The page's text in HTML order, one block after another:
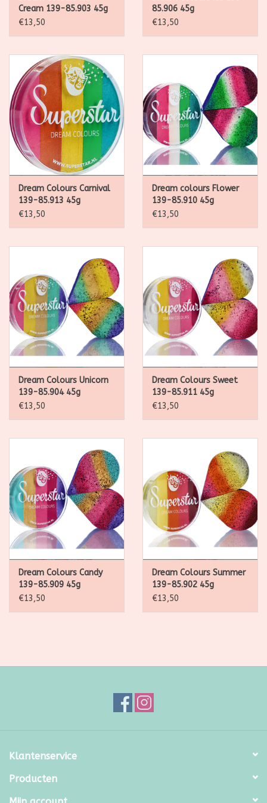
trekt de make-up in de huid.
gebruik eventueel wat milde zeep. Veeg er voorzichtig mee
over de geschminkte huid om de make-up te verwijderen.
Cream 139-85.903 45g
€13,50
85.906 45g
€13,50
Dream Colours Carnival
139-85.913 45g
€13,50
Dream colours Flower
139-85.910 45g
€13,50
Dream Colours Unicorn
139-85.904 45g
€13,50
Dream Colours Sweet
139-85.911 45g
€13,50
Dream Colours Candy
139-85.909 45g
€13,50
Dream Colours Summer
139-85.902 45g
€13,50
Klantenservice
Producten